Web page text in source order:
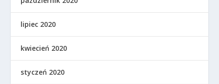
lipiec 2020
kwiecień 2020
styczeń 2020